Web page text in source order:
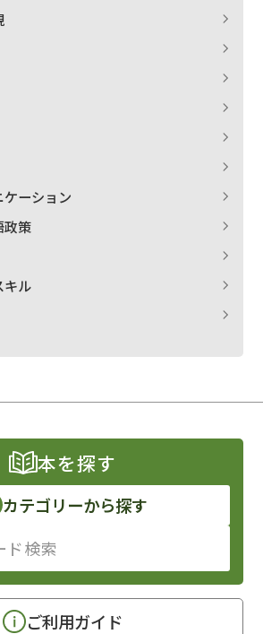
ーション
政策
キル
本を探す
カテゴリーから探す
ご利用ガイド